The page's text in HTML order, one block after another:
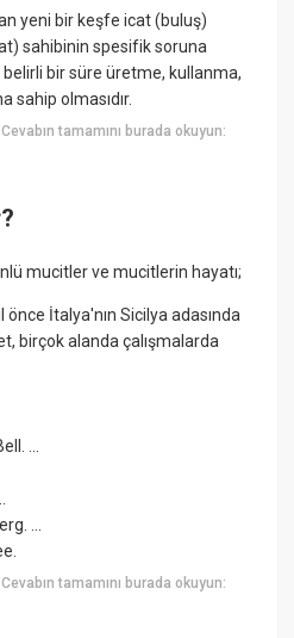
yeni bir keşfe icat (buluş)
sahibinin spesifik soruna
bir süre üretme, kullanma,
sahip olmasıdır.
Cevabın tamamını burada okuyun:
mucitler ve mucitlerin hayatı;
önce İtalya'nın Sicilya adasında
birçok alanda çalışmalarda
...
...
Cevabın tamamını burada okuyun: